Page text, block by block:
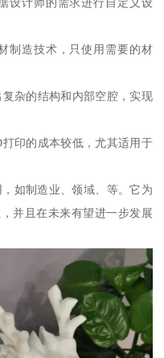
制造技术，只使用需要的材
杂的结构和内部空腔，实现
印的成本较低，尤其适用于
如制造业、领域、等。它为
并且在未来有望进一步发展